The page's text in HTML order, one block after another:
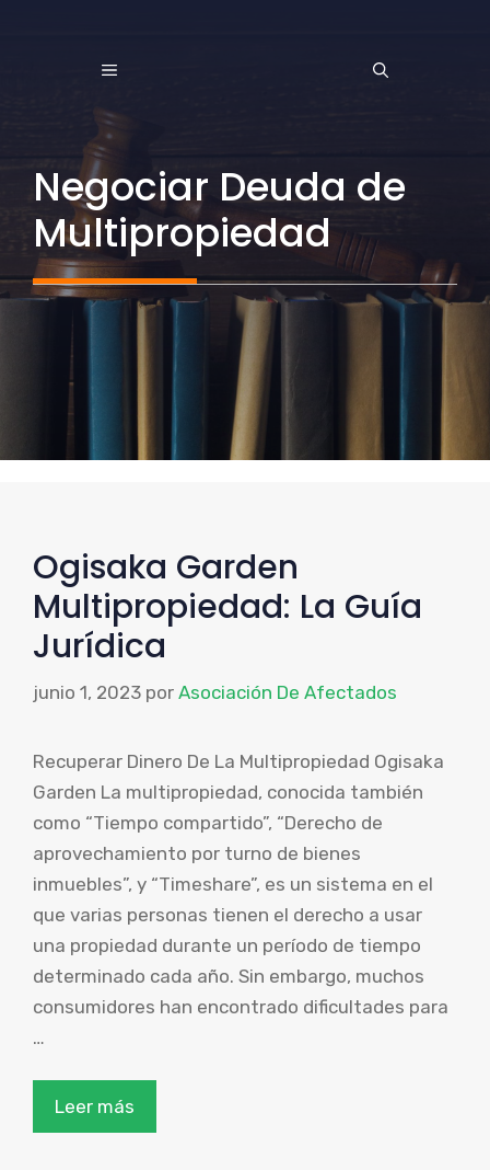
MENÚ
Negociar Deuda de
Multipropiedad
Ogisaka Garden
Multipropiedad: La Guía
Jurídica
junio 1, 2023 por Asociación De Afectados
Recuperar Dinero De La Multipropiedad Ogisaka
Garden La multipropiedad, conocida también
como “Tiempo compartido”, “Derecho de
aprovechamiento por turno de bienes
inmuebles”, y “Timeshare”, es un sistema en el
que varias personas tienen el derecho a usar
una propiedad durante un período de tiempo
determinado cada año. Sin embargo, muchos
consumidores han encontrado dificultades para
…
Leer más